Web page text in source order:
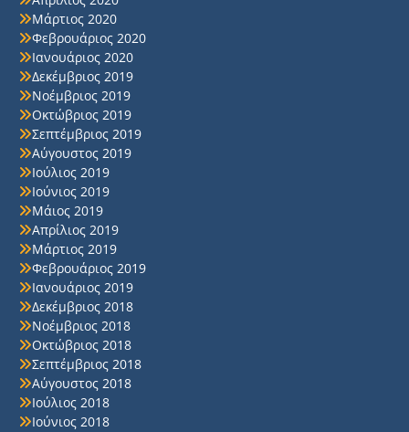
Μάρτιος 2020
Φεβρουάριος 2020
Ιανουάριος 2020
Δεκέμβριος 2019
Νοέμβριος 2019
Οκτώβριος 2019
Σεπτέμβριος 2019
Αύγουστος 2019
Ιούλιος 2019
Ιούνιος 2019
Μάιος 2019
Απρίλιος 2019
Μάρτιος 2019
Φεβρουάριος 2019
Ιανουάριος 2019
Δεκέμβριος 2018
Νοέμβριος 2018
Οκτώβριος 2018
Σεπτέμβριος 2018
Αύγουστος 2018
Ιούλιος 2018
Ιούνιος 2018